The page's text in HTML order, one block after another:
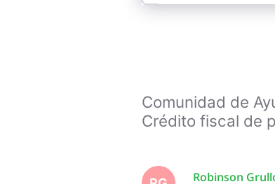
inicia
Comunidad de
Crédito fiscal de
Robinson